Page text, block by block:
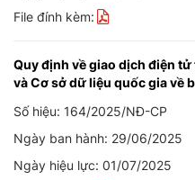
File đính kèm:
Quy định về giao dịch điện
và Cơ sở dữ liệu quốc gia về
Số hiệu: 164/2025/NĐ-CP
Ngày ban hành: 29/06/2025
Ngày hiệu lực: 01/07/2025